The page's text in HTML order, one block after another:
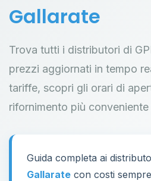
Gallarate
Trova tutti i distributori di
prezzi aggiornati in tempo
tariffe, scopri gli orari di
rifornimento più
Guida completa ai
Gallarate con costi